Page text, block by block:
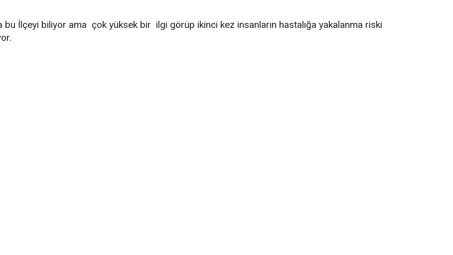
bu İlçeyi biliyor ama çok yüksek bir ilgi görüp ikinci kez insanların hastalığa yakalanma riski